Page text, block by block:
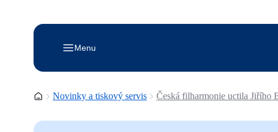
Menu
Domovská stránka
Novinky a tiskový servis Česká filharmonie uctila Jiřího